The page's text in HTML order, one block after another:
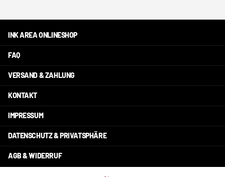
INK AREA ONLINESHOP
FAQ
VERSAND & ZAHLUNG
KONTAKT
IMPRESSUM
DATENSCHUTZ & PRIVATSPHÄRE
AGB & WIDERRUF